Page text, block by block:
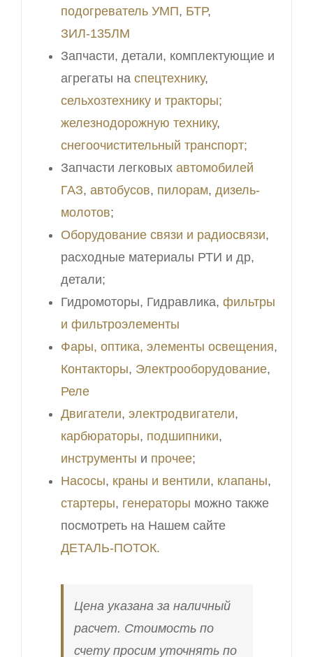
подогреватель УМП, БТР,
ЗИЛ-135ЛМ
Запчасти, детали, комплектующие и
агрегаты на спецтехнику,
сельхозтехнику и тракторы;
железнодорожную технику,
снегоочистительный транспорт;
Запчасти легковых автомобилей
ГАЗ, автобусов, пилорам, дизель-
молотов;
Оборудование связи и радиосвязи,
расходные материалы РТИ и др,
детали;
Гидромоторы, Гидравлика, фильтры
и фильтроэлементы
Фары, оптика, элементы освещения,
Контакторы, Электрооборудование,
Реле
Двигатели, электродвигатели,
карбюраторы, подшипники,
инструменты и прочее;
Насосы, краны и вентили, клапаны,
стартеры, генераторы можно также
посмотреть на Нашем сайте
ДЕТАЛЬ-ПОТОК.
Цена указана за наличный
расчет. Стоимость по
счету просим уточнять по